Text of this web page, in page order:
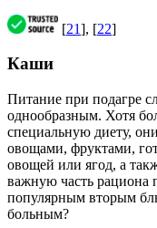
[21], [22]
Каши
Питание при подагре
однообразным. Хотя
специальную диету,
овощами, фруктами,
овощей или ягод, а
важную часть рациона
популярным вторым
больным?